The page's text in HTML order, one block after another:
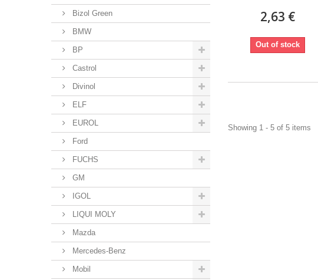
Bizol Green
BMW
BP
Castrol
Divinol
ELF
EUROL
Ford
FUCHS
GM
IGOL
LIQUI MOLY
Mazda
Mercedes-Benz
Mobil
2,63 €
Out of stock
Showing 1 - 5 of 5 items